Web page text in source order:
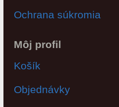
Ochrana súkromia
Môj profil
Košík
Objednávky